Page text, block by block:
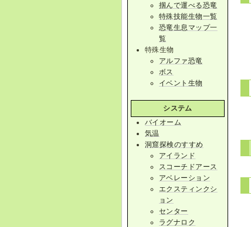
掴んで運べる恐竜
特殊技能生物一覧
恐竜生息マップ一
覧
特殊生物
アルファ恐竜
ボス
イベント生物
システム
バイオーム
気温
洞窟探検のすすめ
アイランド
スコーチドアース
アベレーション
エクスティンクシ
ョン
センター
ラグナロク